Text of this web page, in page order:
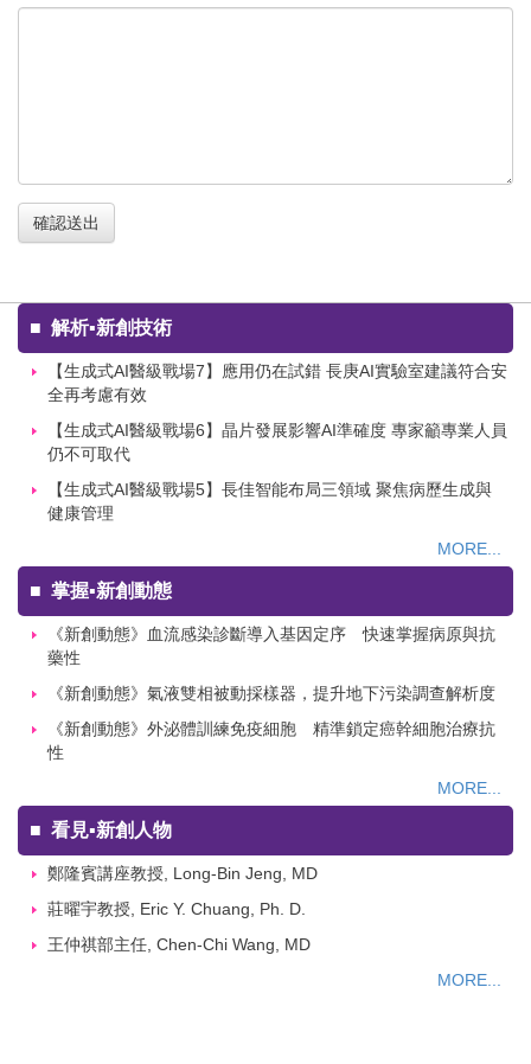
確認送出
■ 解析▪新創技術
【生成式AI醫級戰場7】應用仍在試錯 長庚AI實驗室建議符合安
全再考慮有效
【生成式AI醫級戰場6】晶片發展影響AI準確度 專家籲專業人員
仍不可取代
【生成式AI醫級戰場5】長佳智能布局三領域 聚焦病歷生成與
健康管理
MORE...
■ 掌握▪新創動態
《新創動態》血流感染診斷導入基因定序 快速掌握病原與抗
藥性
《新創動態》氣液雙相被動採樣器，提升地下污染調查解析度
《新創動態》外泌體訓練免疫細胞 精準鎖定癌幹細胞治療抗
性
MORE...
■ 看見▪新創人物
鄭隆賓講座教授, Long-Bin Jeng, MD
莊曜宇教授, Eric Y. Chuang, Ph. D.
王仲祺部主任, Chen-Chi Wang, MD
MORE...